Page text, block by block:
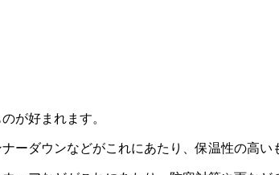
が好まれます。
ーダウンなどがこれにあたり、保温性の高い